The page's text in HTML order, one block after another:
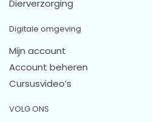
Dierverzorging
Digitale omgeving
Mijn account
Account beheren
Cursusvideo’s
VOLG ONS